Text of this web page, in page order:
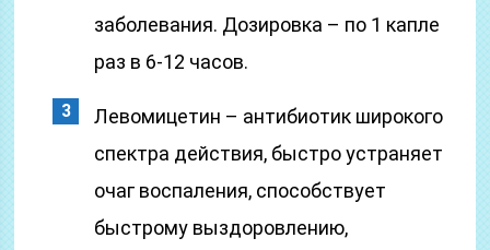
заболевания. Дозировка – по 1 капле
раз в 6-12 часов.
Левомицетин – антибиотик широкого
спектра действия, быстро устраняет
очаг воспаления, способствует
быстрому выздоровлению,